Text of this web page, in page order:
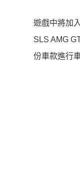
遊戲中將加
SLS AMG
份車款進行